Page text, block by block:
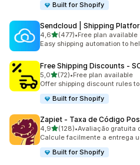
Built for Shopify
Sendcloud | Shipping
4,6de 5 estrelas
(477)
477 total de avaliações
•Free plan available
Easy shipping automation to
Free Shipping Discounts ‑
5,0de 5 estrelas
(72)
72 total de avaliações
•Free plan available
Offer shipping discount rules
Built for Shopify
Zapiet ‑ Taxa de Código
4,9de 5 estrelas
(128)
128 total de avaliações
•Avaliação gratuita
Calcule facilmente a entrega
Built for Shopify